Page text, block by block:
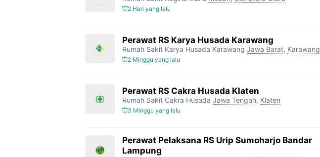
2 Hari yang lalu
Perawat RS Karya Husada Karawang
Rumah Sakit Karya Husada Karawang Jawa Barat, Karawang
2 Minggu yang lalu
Perawat RS Cakra Husada Klaten
Rumah Sakit Cakra Husada Jawa Tengah, Klaten
3 Minggu yang lalu
Perawat Pelaksana RS Urip Sumoharjo Bandar
Lampung